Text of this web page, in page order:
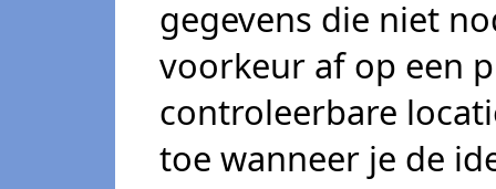
gegevens die niet
voorkeur af op een
controleerbare
toe wanneer je de